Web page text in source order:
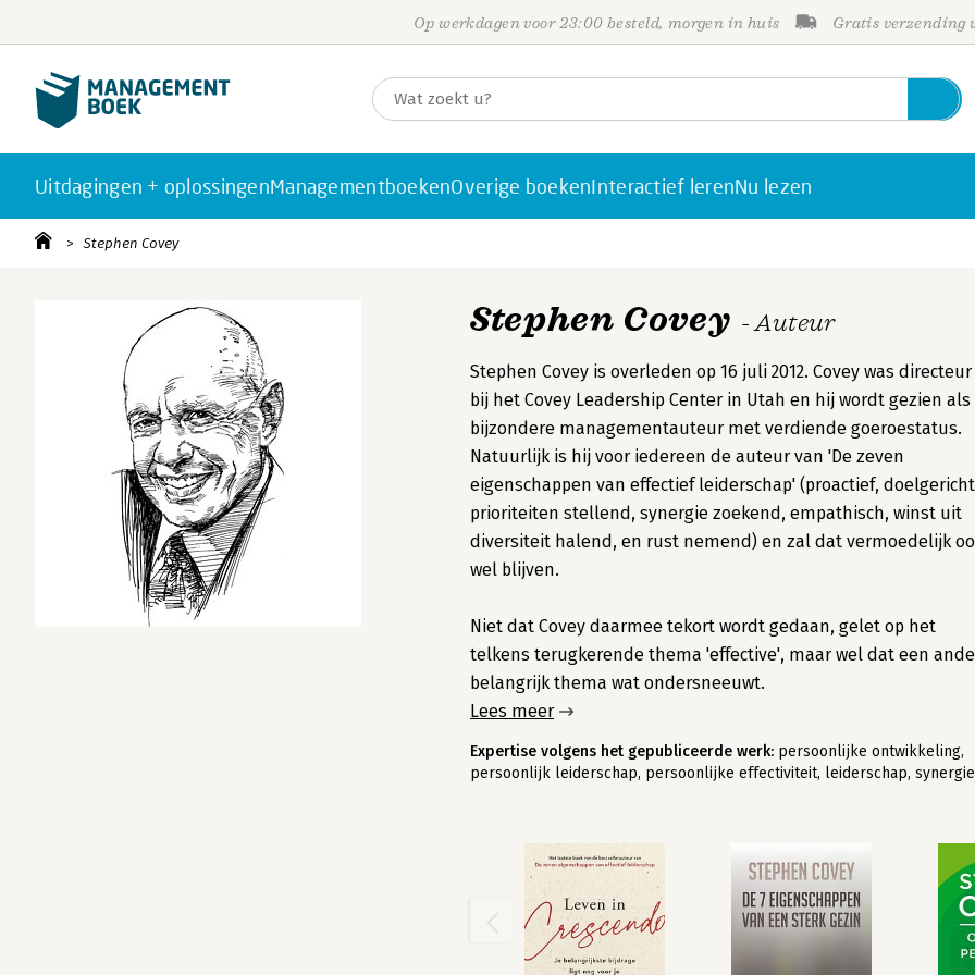
Op werkdagen voor 23:00 besteld, morgen in huis Gratis verzending
Uitdagingen + oplossingenManagementboekenOverige boekenInteractief lerenNu lezen
Stephen Covey
Stephen Covey - Auteur
Stephen Covey is overleden op 16 juli 2012. Covey was directeur
bij het Covey Leadership Center in Utah en hij wordt gezien als
bijzondere managementauteur met verdiende goeroestatus.
Natuurlijk is hij voor iedereen de auteur van 'De zeven
eigenschappen van effectief leiderschap' (proactief,
prioriteiten stellend, synergie zoekend, empathisch, winst uit
diversiteit halend, en rust nemend) en zal dat vermoedelijk
wel blijven.
Niet dat Covey daarmee tekort wordt gedaan, gelet op het
telkens terugkerende thema 'effective', maar wel dat een
belangrijk thema wat ondersneeuwt.
Lees meer
Expertise volgens het gepubliceerde werk: persoonlijke ontwikkeling,
persoonlijk leiderschap, persoonlijke effectiviteit, leiderschap, synergie